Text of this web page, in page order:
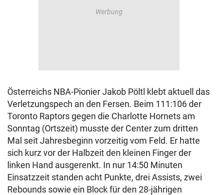
Österreichs NBA-Pionier Jakob Pöltl klebt aktuell das
Verletzungspech an den Fersen. Beim 111:106 der
Toronto Raptors gegen die Charlotte Hornets am
Sonntag (Ortszeit) musste der Center zum dritten
Mal seit Jahresbeginn vorzeitig vom Feld. Er hatte
sich kurz vor der Halbzeit den kleinen Finger der
linken Hand ausgerenkt. In nur 14:50 Minuten
Einsatzzeit standen acht Punkte, drei Assists, zwei
Rebounds sowie ein Block für den 28-jährigen